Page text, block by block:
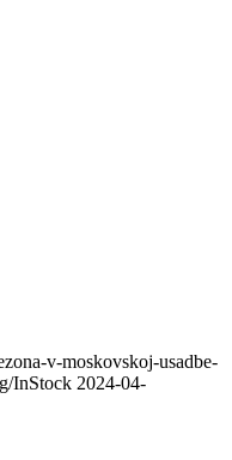
v-moskovskoj-usadbe-
InStock 2024-04-